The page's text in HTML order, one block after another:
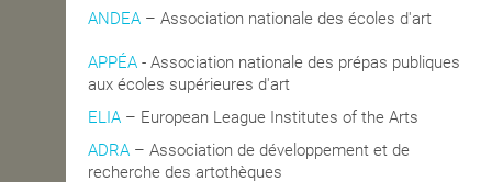
ANDEA – Association nationale des écoles d'art
APPÉA - Association nationale des prépas publiques
aux écoles supérieures d'art
ELIA – European League Institutes of the Arts
ADRA – Association de développement et de
recherche des artothèques